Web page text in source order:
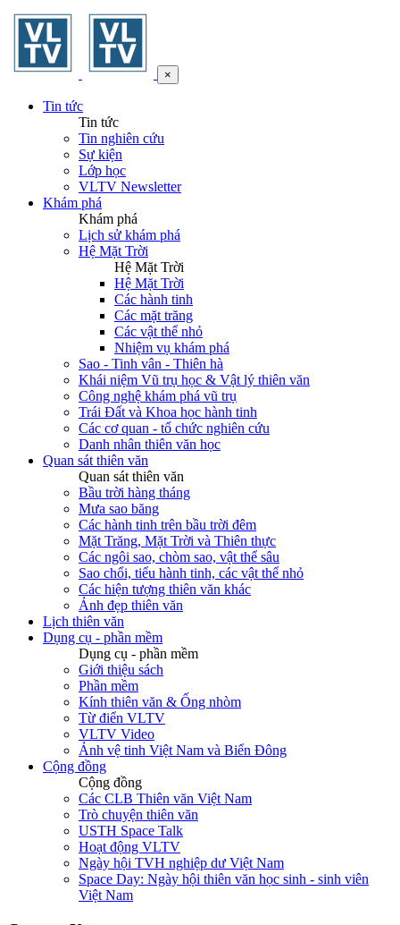
×
Tin tức
Tin tức
Tin nghiên cứu
Sự kiện
Lớp học
VLTV Newsletter
Khám phá
Khám phá
Lịch sử khám phá
Hệ Mặt Trời
Hệ Mặt Trời
Hệ Mặt Trời
Các hành tinh
Các mặt trăng
Các vật thể nhỏ
Nhiệm vụ khám phá
Sao - Tinh vân - Thiên hà
Khái niệm Vũ trụ học & Vật lý thiên văn
Công nghệ khám phá vũ trụ
Trái Đất và Khoa học hành tinh
Các cơ quan - tổ chức nghiên cứu
Danh nhân thiên văn học
Quan sát thiên văn
Quan sát thiên văn
Bầu trời hàng tháng
Mưa sao băng
Các hành tinh trên bầu trời đêm
Mặt Trăng, Mặt Trời và Thiên thực
Các ngôi sao, chòm sao, vật thể sâu
Sao chổi, tiểu hành tinh, các vật thể nhỏ
Các hiện tượng thiên văn khác
Ảnh đẹp thiên văn
Lịch thiên văn
Dụng cụ - phần mềm
Dụng cụ - phần mềm
Giới thiệu sách
Phần mềm
Kính thiên văn & Ống nhòm
Từ điển VLTV
VLTV Video
Ảnh vệ tinh Việt Nam và Biển Đông
Cộng đồng
Cộng đồng
Các CLB Thiên văn Việt Nam
Trò chuyện thiên văn
USTH Space Talk
Hoạt động VLTV
Ngày hội TVH nghiệp dư Việt Nam
Space Day: Ngày hội thiên văn học sinh - sinh viên
Việt Nam